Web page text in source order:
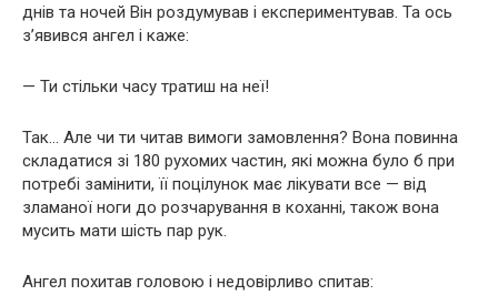
днів та ночей Він роздумував і експериментував. Та ось
з’явився ангел і каже:
— Ти стільки часу тратиш на неї!
Так… Але чи ти читав вимоги замовлення? Вона повинна
складатися зі 180 рухомих частин, які можна було б при
потребі замінити, її поцілунок має лікувати все — від
зламаної ноги до розчарування в коханні, також вона
мусить мати шість пар рук.
Ангел похитав головою і недовірливо спитав: